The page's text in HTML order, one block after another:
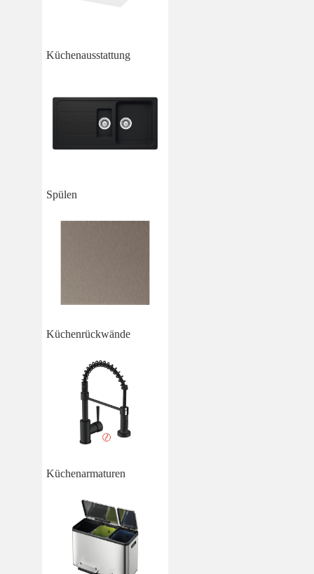
Küchenausstattung
Spülen
Küchenrückwände
Küchenarmaturen